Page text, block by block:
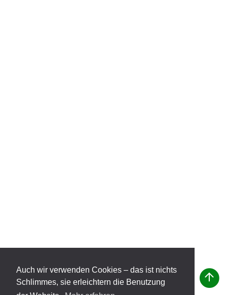
Auch wir verwenden Cookies – das ist nichts
Schlimmes, sie erleichtern die Benutzung